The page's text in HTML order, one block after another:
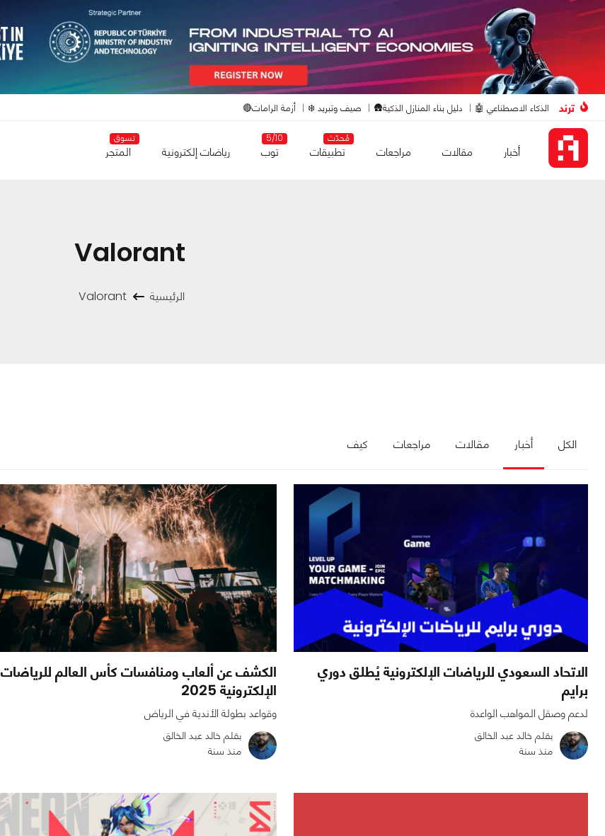
ترند الذكاء الاصطناعي 🤖 دليل بناء المنازل الذكية🛖 صيف وتبريد ❄️ أزمة الرامات🔴
أخبار مقالات مراجعات
مُحدّث
تطبيقات
5/10
توب رياضات إلكترونية
تسوق
المتجر
Valorant
الرئيسية Valorant
الكل أخبار مقالات مراجعات كيف
الاتحاد السعودي للرياضات الإلكترونية يُطلق دوري
برايم
لدعم وصقل المواهب الواعدة
بقلم خالد عبد الخالق
منذ سنة
6012
0
الكشف عن ألعاب ومنافسات كأس العالم للرياضات
الإلكترونية 2025
وقواعد بطولة الأندية في الرياض
بقلم خالد عبد الخالق
منذ سنة